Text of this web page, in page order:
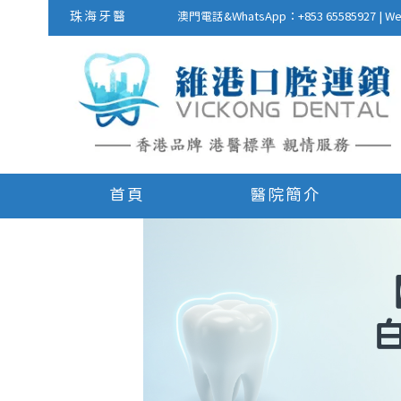
珠海牙醫 澳門電話&WhatsApp：+853 65585927 |
首頁 醫院簡介